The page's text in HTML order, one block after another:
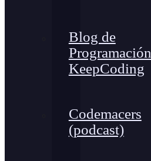
Blog de
Programación
KeepCoding
Codemacers
(podcast)